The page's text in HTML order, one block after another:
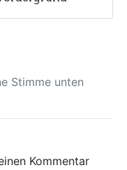
Stimme unten
Kommentar